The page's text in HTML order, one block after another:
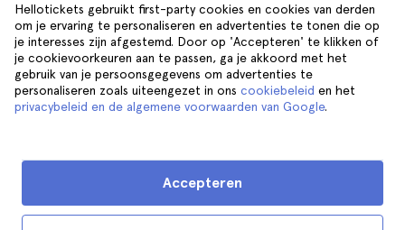
Hellotickets gebruikt first-party cookies en cookies van derden
om je ervaring te personaliseren en advertenties te tonen die op
je interesses zijn afgestemd. Door op 'Accepteren' te klikken of
je cookievoorkeuren aan te passen, ga je akkoord met het
gebruik van je persoonsgegevens om advertenties te
personaliseren zoals uiteengezet in ons cookiebeleid en het
privacybeleid en de algemene voorwaarden van Google.
Accepteren
Voorwaarden
Juridische kennisgeving
Cookies
Krakau
Tenerife
Help
Volg ons op